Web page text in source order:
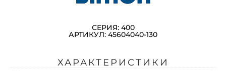
СЕРИЯ: 400
АРТИКУЛ: 45604040-130
ХАРАКТЕРИСТИКИ